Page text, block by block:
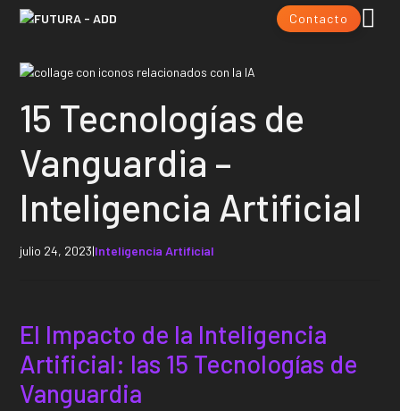
Contacto
15 Tecnologías de
Vanguardia –
Inteligencia Artificial
julio 24, 2023|Inteligencia Artificial
El Impacto de la Inteligencia
Artificial: las 15 Tecnologías de
Vanguardia